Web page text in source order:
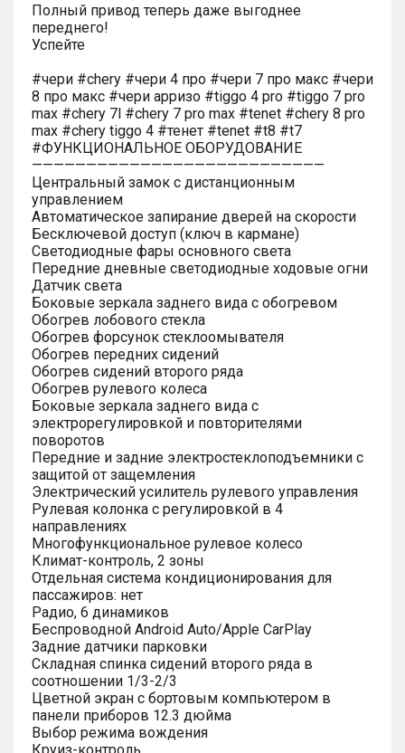
Полный привод теперь даже выгоднее
переднего!
Успейте
#чери #chery #чери 4 про #чери 7 про макс #чери
8 про макс #чери арризо #tiggo 4 pro #tiggo 7 pro
max #chery 7l #chery 7 pro max #tenet #chery 8 pro
max #chery tiggo 4 #тенет #tenet #t8 #t7
#ФУНКЦИОНАЛЬНОЕ ОБОРУДОВАНИЕ
———————————————————————————
Центральный замок с дистанционным
управлением
Автоматическое запирание дверей на скорости
Бесключевой доступ (ключ в кармане)
Светодиодные фары основного света
Передние дневные светодиодные ходовые огни
Датчик света
Боковые зеркала заднего вида с обогревом
Обогрев лобового стекла
Обогрев форсунок стеклоомывателя
Обогрев передних сидений
Обогрев сидений второго ряда
Обогрев рулевого колеса
Боковые зеркала заднего вида с
электрорегулировкой и повторителями
поворотов
Передние и задние электростеклоподъемники с
защитой от защемления
Электрический усилитель рулевого управления
Рулевая колонка с регулировкой в 4
направлениях
Многофункциональное рулевое колесо
Климат-контроль, 2 зоны
Отдельная система кондиционирования для
пассажиров: нет
Радио, 6 динамиков
Беспроводной Android Auto/Apple CarPlay
Задние датчики парковки
Складная спинка сидений второго ряда в
соотношении 1/3-2/3
Цветной экран с бортовым компьютером в
панели приборов 12.3 дюйма
Выбор режима вождения
Круиз-контроль